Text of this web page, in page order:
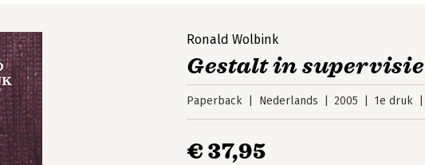
Ronald Wolbink
Gestalt in supervisie
Paperback Nederlands 2005 1e druk
€ 37,95